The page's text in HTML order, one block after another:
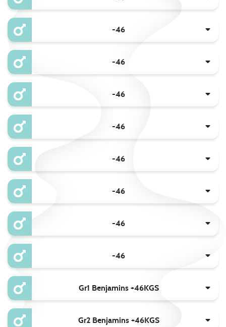
-46
-46
-46
-46
-46
-46
-46
-46
Gr1 Benjamins +46KGS
Gr2 Benjamins +46KGS